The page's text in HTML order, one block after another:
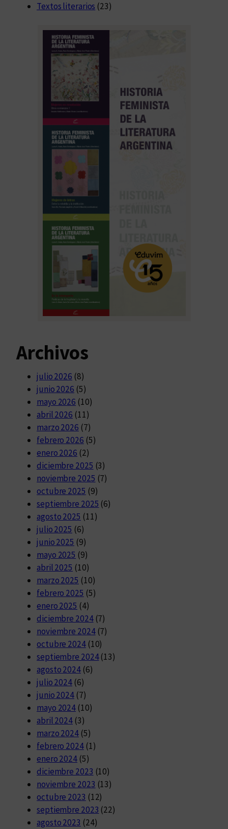
Textos literarios (23)
Archivos
julio 2026 (8)
junio 2026 (5)
mayo 2026 (10)
abril 2026 (11)
marzo 2026 (7)
febrero 2026 (5)
enero 2026 (2)
diciembre 2025 (3)
noviembre 2025 (7)
octubre 2025 (9)
septiembre 2025 (6)
agosto 2025 (11)
julio 2025 (6)
junio 2025 (9)
mayo 2025 (9)
abril 2025 (10)
marzo 2025 (10)
febrero 2025 (5)
enero 2025 (4)
diciembre 2024(7)
noviembre 2024(7)
octubre 2024(10)
septiembre 2024(13)
agosto 2024(6)
julio 2024 (6)
junio 2024 (7)
mayo 2024 (10)
abril 2024 (3)
marzo 2024 (5)
febrero 2024(1)
enero 2024 (5)
diciembre 2023 (10)
noviembre 2023 (13)
octubre 2023 (12)
septiembre 2023 (22)
agosto 2023 (24)